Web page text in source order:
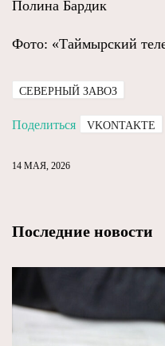
Полина Бардик
Фото: «Таймырский
СЕВЕРНЫЙ ЗАВОЗ
Поделиться VKONTAKTE
14 МАЯ, 2026
Последние новости